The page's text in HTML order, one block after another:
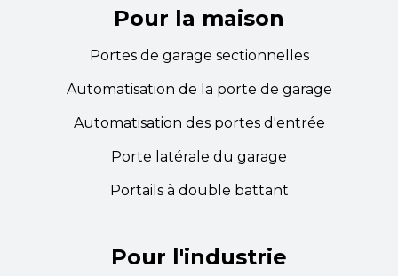
Pour la maison
Portes de garage sectionnelles
Automatisation de la porte de garage
Automatisation des portes d'entrée
Porte latérale du garage
Portails à double battant
Pour l'industrie